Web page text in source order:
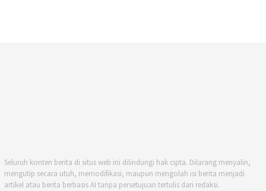
Seluruh konten berita di situs web ini dilindungi hak cipta. Dilarang menyalin,
mengutip secara utuh, memodifikasi, maupun mengolah isi berita menjadi
artikel atau berita berbasis AI tanpa persetujuan tertulis dari redaksi.